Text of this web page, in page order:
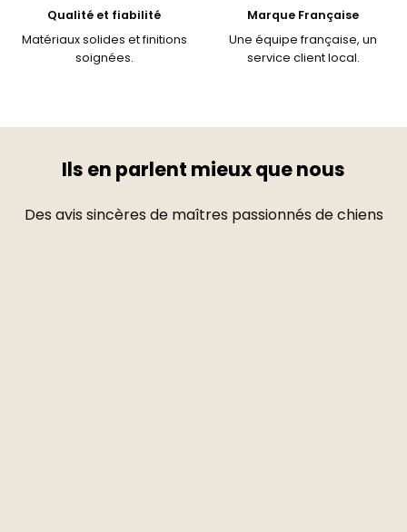
Qualité et fiabilité
Matériaux solides et finitions
soignées.
Marque Française
Une équipe française, un
service client local.
Ils en parlent mieux que nous
Des avis sincères de maîtres passionnés de chiens